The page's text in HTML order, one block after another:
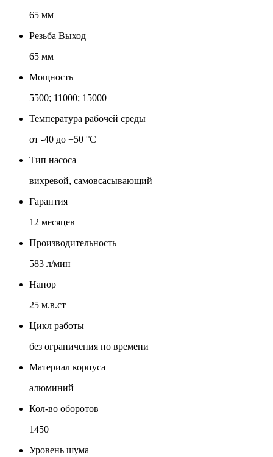
65 мм
Резьба Выход
65 мм
Мощность
5500; 11000; 15000
Температура рабочей среды
от -40 до +50 °C
Тип насоса
вихревой, самовсасывающий
Гарантия
12 месяцев
Производительность
583 л/мин
Напор
25 м.в.ст
Цикл работы
без ограничения по времени
Материал корпуса
алюминий
Кол-во оборотов
1450
Уровень шума